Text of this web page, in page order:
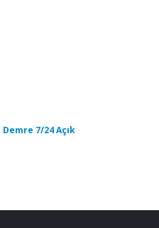
Demre 7/24 Açık